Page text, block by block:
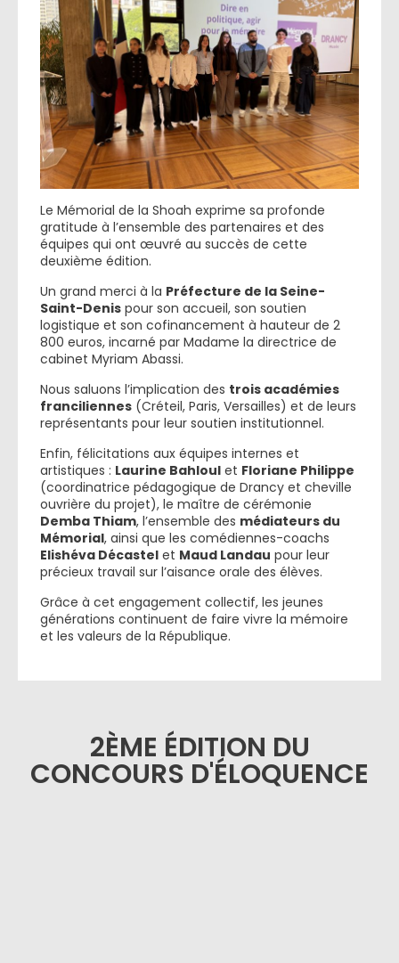
Le Mémorial de la Shoah exprime sa profonde
gratitude à l’ensemble des partenaires et des
équipes qui ont œuvré au succès de cette
deuxième édition.
Un grand merci à la Préfecture de la Seine-
Saint-Denis pour son accueil, son soutien
logistique et son cofinancement à hauteur de 2
800 euros, incarné par Madame la directrice de
cabinet Myriam Abassi.
Nous saluons l’implication des trois académies
franciliennes (Créteil, Paris, Versailles) et de leurs
représentants pour leur soutien institutionnel.
Enfin, félicitations aux équipes internes et
artistiques : Laurine Bahloul et Floriane Philippe
(coordinatrice pédagogique de Drancy et cheville
ouvrière du projet), le maître de cérémonie
Demba Thiam, l’ensemble des médiateurs du
Mémorial, ainsi que les comédiennes-coachs
Elishéva Décastel et Maud Landau pour leur
précieux travail sur l’aisance orale des élèves.
Grâce à cet engagement collectif, les jeunes
générations continuent de faire vivre la mémoire
et les valeurs de la République.
2ÈME ÉDITION DU
CONCOURS D'ÉLOQUENCE